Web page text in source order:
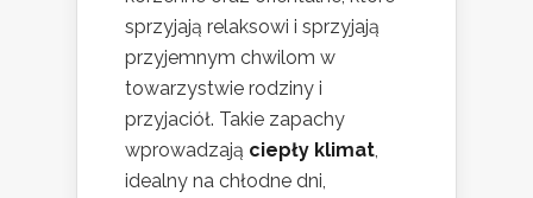
sprzyjają relaksowi i sprzyjają
przyjemnym chwilom w
towarzystwie rodziny i
przyjaciół. Takie zapachy
wprowadzają ciepły klimat,
idealny na chłodne dni,